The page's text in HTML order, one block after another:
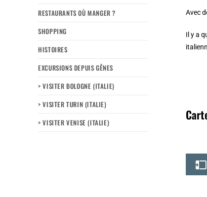
Avec
Il y a
RESTAURANTS OÙ MANGER ?
SHOPPING
HISTOIRES
EXCURSIONS DEPUIS GÊNES
> VISITER BOLOGNE (ITALIE)
> VISITER TURIN (ITALIE)
> VISITER VENISE (ITALIE)